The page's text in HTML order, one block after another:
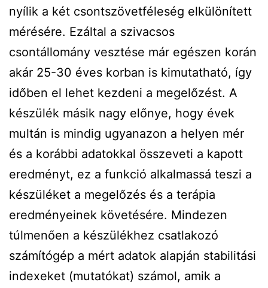
nyílik a két csontszövetféleség elkülönített
mérésére. Ezáltal a szivacsos
csontállomány vesztése már egészen korán
akár 25-30 éves korban is kimutatható, így
időben el lehet kezdeni a megelőzést. A
készülék másik nagy előnye, hogy évek
multán is mindig ugyanazon a helyen mér
és a korábbi adatokkal összeveti a kapott
eredményt, ez a funkció alkalmassá teszi a
készüléket a megelőzés és a terápia
eredményeinek követésére. Mindezen
túlmenően a készülékhez csatlakozó
számítógép a mért adatok alapján stabilitási
indexeket (mutatókat) számol, amik a